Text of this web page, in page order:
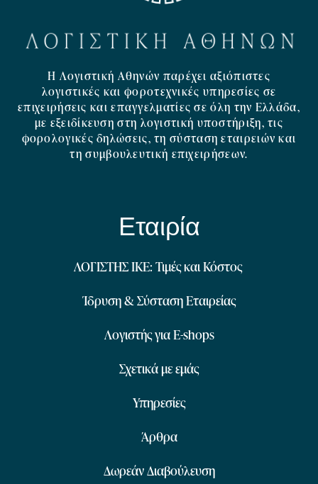
Η Λογιστική Αθηνών παρέχει αξιόπιστες
λογιστικές και φοροτεχνικές υπηρεσίες σε
επιχειρήσεις και επαγγελματίες σε όλη την Ελλάδα,
με εξειδίκευση στη λογιστική υποστήριξη, τις
φορολογικές δηλώσεις, τη σύσταση εταιρειών και
τη συμβουλευτική επιχειρήσεων.
Εταιρία
ΛΟΓΙΣΤΗΣ ΙΚΕ: Τιμές και Κόστος
Ίδρυση & Σύσταση Εταιρείας
Λογιστής για E-shops
Σχετικά με εμάς
Υπηρεσίες
Άρθρα
Δωρεάν Διαβούλευση